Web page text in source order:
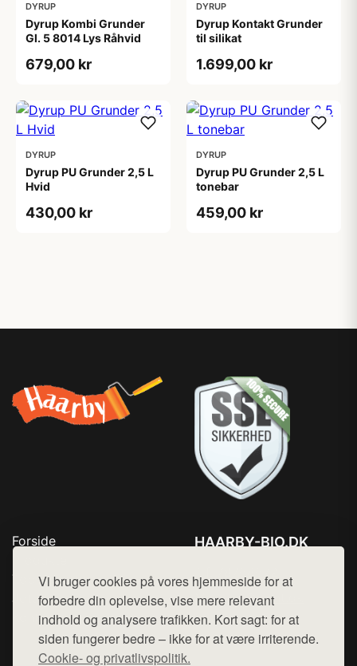
Vi bruger cookies på vores hjemmeside for at
forbedre din oplevelse, vise mere relevant
indhold og analysere trafikken. Kort sagt: for at
siden fungerer bedre – ikke for at være irriterende.
Cookie- og privatlivspolitik.
DYRUP
Dyrup Kombi Grunder
Gl. 5 8014 Lys Råhvid
679,00 kr
DYRUP
Dyrup Kontakt Grunder
til silikat
1.699,00 kr
DYRUP
Dyrup PU Grunder 2,5 L
Hvid
430,00 kr
DYRUP
Dyrup PU Grunder 2,5 L
tonebar
459,00 kr
Forside
Top Rabatter
Jotun maling
Kontakt
HAARBY-BIO.DK
Mail: hej@want.dk
Cookie- og privatlivspolitik